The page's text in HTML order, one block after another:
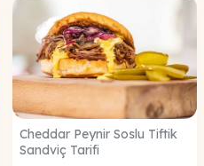
Cheddar Peynir Soslu Tiftik
Sandviç Tarifi